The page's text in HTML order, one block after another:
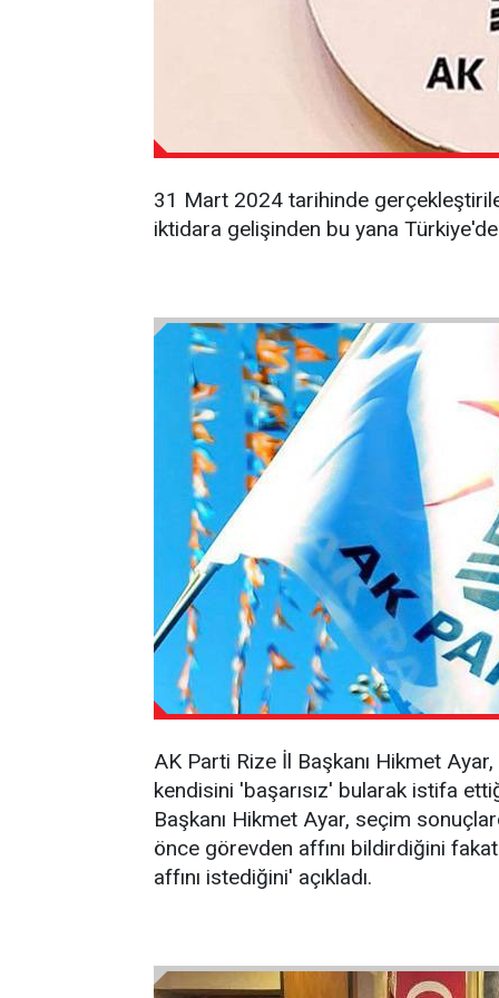
31 Mart 2024 tarihinde
iktidara gelişinden bu yana
AK Parti Rize İl Başkanı Hikmet
kendisini 'başarısız' bularak istifa
Başkanı Hikmet Ayar, seçim
önce görevden affını bildirdiğini
affını istediğini' açıkladı.